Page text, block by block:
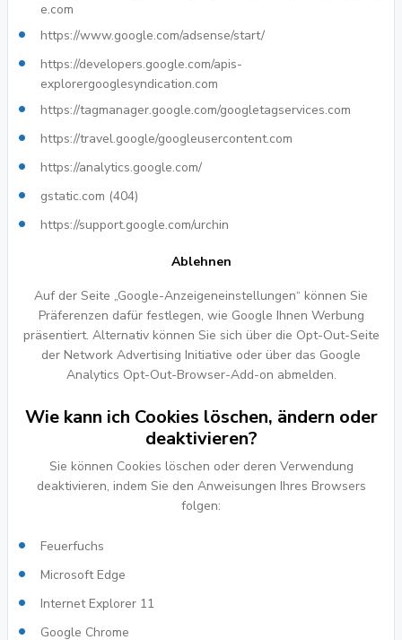
e.com
https://www.google.com/adsense/start/
https://developers.google.com/apis-
explorergooglesyndication.com
https://tagmanager.google.com/googletagservices.com
https://travel.google/googleusercontent.com
https://analytics.google.com/
gstatic.com (404)
https://support.google.com/urchin
Ablehnen
Auf der Seite „Google-Anzeigeneinstellungen“ können Sie
Präferenzen dafür festlegen, wie Google Ihnen Werbung
präsentiert. Alternativ können Sie sich über die Opt-Out-Seite
der Network Advertising Initiative oder über das Google
Analytics Opt-Out-Browser-Add-on abmelden.
Wie kann ich Cookies löschen, ändern oder
deaktivieren?
Sie können Cookies löschen oder deren Verwendung
deaktivieren, indem Sie den Anweisungen Ihres Browsers
folgen:
Feuerfuchs
Microsoft Edge
Internet Explorer 11
Google Chrome